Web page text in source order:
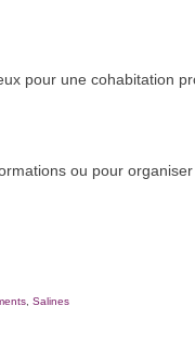
pour une cohabitation
ou pour organiser
Salines